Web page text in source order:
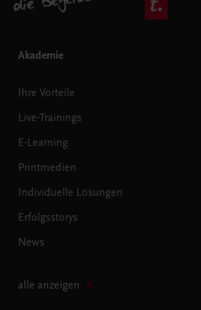
Akademie
Ihre Vorteile
Live-Trainings
E-Learning
Printmedien
Individuelle Lösungen
Erfolgsstorys
News
alle anzeigen